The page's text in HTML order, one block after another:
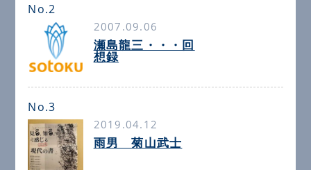
No.2
2007.09.06
瀬島龍三・・・回
想録
No.3
2019.04.12
雨男 菊山武士